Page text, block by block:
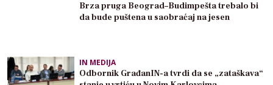
Brza pruga Beograd–Budimpešta trebalo bi
da bude puštena u saobraćaj na jesen
IN MEDIJA
Odbornik GrađanIN-a tvrdi da se „zataškava“